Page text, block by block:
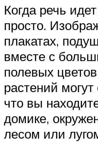
Когда речь
просто.
плакатах,
вместе с
полевых
растений
что вы
домике,
лесом или